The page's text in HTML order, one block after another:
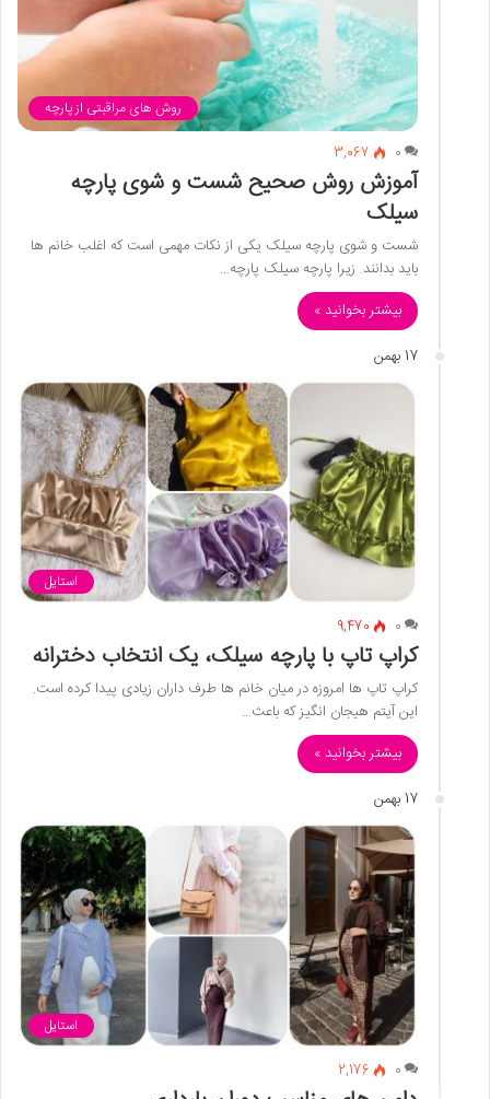
روش های مراقبتی از پارچه
0
3,067
آموزش روش صحیح شست و شوی پارچه
سیلک
شست و شوی پارچه سیلک یکی از نکات مهمی است که اغلب خانم ها
باید بدانند. زیرا پارچه سیلک پارچه…
بیشتر بخوانید »
17 بهمن
استایل
0
9,470
کراپ تاپ با پارچه سیلک، یک انتخاب دخترانه
کراپ تاپ ها امروزه در میان خانم‌ ها طرف‌ داران زیادی پیدا کرده‌ است.
این آیتم هیجان‌ انگیز که باعث…
بیشتر بخوانید »
17 بهمن
استایل
0
2,176